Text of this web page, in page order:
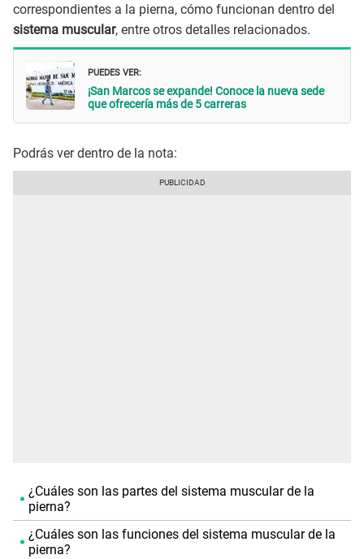
correspondientes a la pierna, cómo funcionan dentro del
sistema muscular, entre otros detalles relacionados.
PUEDES VER:
¡San Marcos se expande! Conoce la nueva sede
que ofrecería más de 5 carreras
Podrás ver dentro de la nota:
¿Cuáles son las partes del sistema muscular de la
pierna?
¿Cuáles son las funciones del sistema muscular de la
pierna?